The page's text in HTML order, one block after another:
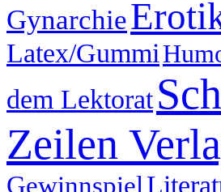
Gynarchie
Latex/Gummi
dem Lektorat
Zeilen
Gewinnspiel